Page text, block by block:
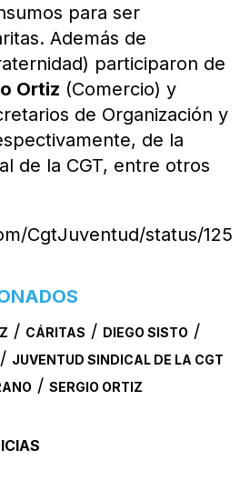
para ser
Además de
participaron de
Ortiz (Comercio) y
de Organización y
de la
de la CGT, entre otros
CgtJuventud/status/
/ CÁRITAS / DIEGO SISTO /
/ JUVENTUD SINDICAL DE LA CGT
/ SERGIO ORTIZ